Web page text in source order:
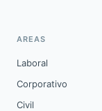
AREAS
Laboral
Corporativo
Civil